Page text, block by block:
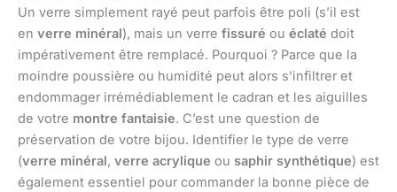
Un verre simplement rayé peut parfois être poli (s’il est
en verre minéral), mais un verre fissuré ou éclaté doit
impérativement être remplacé. Pourquoi ? Parce que la
moindre poussière ou humidité peut alors s’infiltrer et
endommager irrémédiablement le cadran et les aiguilles
de votre montre fantaisie. C’est une question de
préservation de votre bijou. Identifier le type de verre
(verre minéral, verre acrylique ou saphir synthétique) est
également essentiel pour commander la bonne pièce de